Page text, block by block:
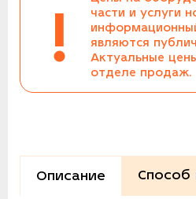
!
части и услуги
являются
Актуальные
отделе продаж.
Описание Способ